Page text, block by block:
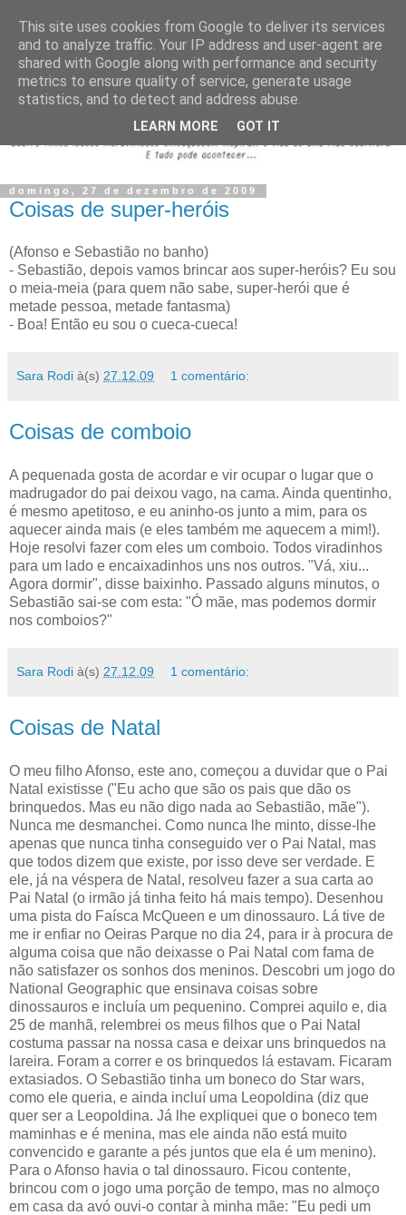
domingo, 27 de dezembro de 2009
Coisas de super-heróis
(Afonso e Sebastião no banho)
- Sebastião, depois vamos brincar aos super-heróis? Eu sou
o meia-meia (para quem não sabe, super-herói que é
metade pessoa, metade fantasma)
- Boa! Então eu sou o cueca-cueca!
Sara Rodi à(s) 27.12.09 1 comentário:
Coisas de comboio
A pequenada gosta de acordar e vir ocupar o lugar que o
madrugador do pai deixou vago, na cama. Ainda quentinho,
é mesmo apetitoso, e eu aninho-os junto a mim, para os
aquecer ainda mais (e eles também me aquecem a mim!).
Hoje resolvi fazer com eles um comboio. Todos viradinhos
para um lado e encaixadinhos uns nos outros. "Vá, xiu...
Agora dormir", disse baixinho. Passado alguns minutos, o
Sebastião sai-se com esta: "Ó mãe, mas podemos dormir
nos comboios?"
Sara Rodi à(s) 27.12.09 1 comentário:
Coisas de Natal
O meu filho Afonso, este ano, começou a duvidar que o Pai
Natal existisse ("Eu acho que são os pais que dão os
brinquedos. Mas eu não digo nada ao Sebastião, mãe").
Nunca me desmanchei. Como nunca lhe minto, disse-lhe
apenas que nunca tinha conseguido ver o Pai Natal, mas
que todos dizem que existe, por isso deve ser verdade. E
ele, já na véspera de Natal, resolveu fazer a sua carta ao
Pai Natal (o irmão já tinha feito há mais tempo). Desenhou
uma pista do Faísca McQueen e um dinossauro. Lá tive de
me ir enfiar no Oeiras Parque no dia 24, para ir à procura de
alguma coisa que não deixasse o Pai Natal com fama de
não satisfazer os sonhos dos meninos. Descobri um jogo do
National Geographic que ensinava coisas sobre
dinossauros e incluía um pequenino. Comprei aquilo e, dia
25 de manhã, relembrei os meus filhos que o Pai Natal
costuma passar na nossa casa e deixar uns brinquedos na
lareira. Foram a correr e os brinquedos lá estavam. Ficaram
extasiados. O Sebastião tinha um boneco do Star wars,
como ele queria, e ainda incluí uma Leopoldina (diz que
quer ser a Leopoldina. Já lhe expliquei que o boneco tem
maminhas e é menina, mas ele ainda não está muito
convencido e garante a pés juntos que ela é um menino).
Para o Afonso havia o tal dinossauro. Ficou contente,
brincou com o jogo uma porção de tempo, mas no almoço
em casa da avó ouvi-o contar à minha mãe: "Eu pedi um
This site uses cookies from Google to deliver its services
and to analyze traffic. Your IP address and user-agent are
shared with Google along with performance and security
metrics to ensure quality of service, generate usage
statistics, and to detect and address abuse.
LEARN MORE GOT IT